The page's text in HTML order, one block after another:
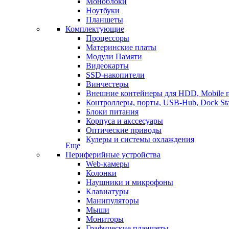
Ноутбуки
Планшеты
Комплектующие
Процессоры
Материнские платы
Модули Памяти
Видеокарты
SSD-накопители
Винчестеры
Внешние контейнеры для HDD, Mobile
Контроллеры, порты, USB-Hub, Dock
Блоки питания
Корпуса и акссесуары
Оптические приводы
Кулеры и системы охлаждения
Еще
Периферийные устройства
Web-камеры
Колонки
Наушники и микрофоны
Клавиатуры
Манипуляторы
Мыши
Мониторы